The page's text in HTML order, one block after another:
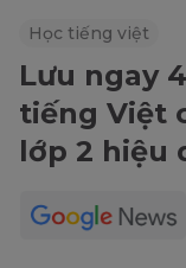
Học tiếng việt
Lưu ngay
tiếng Việt
lớp 2 hiệu